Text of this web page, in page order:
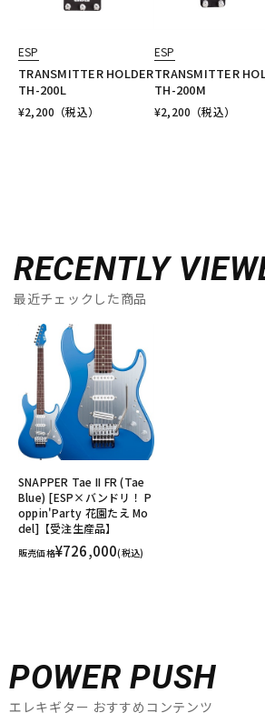
ESP
TRANSMITTER HOLDER
TH-200L
¥2,200 （税込）
ESP
TRANSMITTER
TH-200M
¥2,200 （税込）
RECENTLY
最近チェックした商品
SNAPPER Tae II FR (Tae
Blue) [ESP×バンドリ！ P
oppin'Party 花園たえ Mo
del]【受注生産品】
販売価格¥726,000(税込)
POWER PUSH
エレキギター おすすめコンテンツ